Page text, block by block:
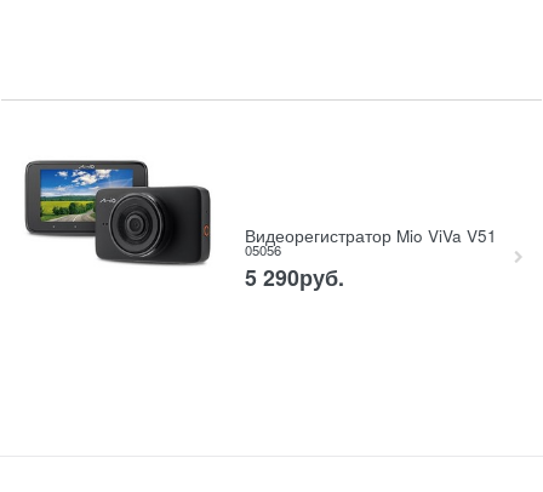
Видеорегистратор Mio ViVa V51
05056
5 290руб.